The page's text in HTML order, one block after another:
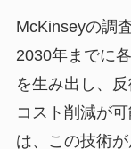
McKinseyの調
2030年までに
を生み出し、
コスト削減が
は、この技術